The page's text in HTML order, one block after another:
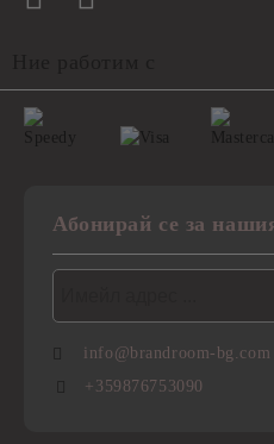
Абонирай се за
info@brandroom-bg.com
+359876753090